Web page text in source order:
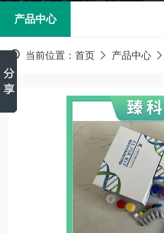
产品中心
当前位置： 首页 产品中心